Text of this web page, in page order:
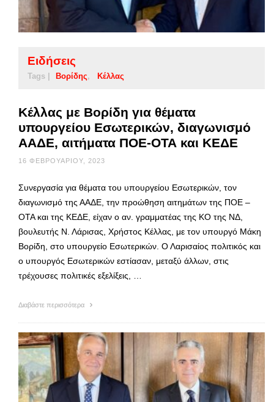
Ειδήσεις
Tags | Βορίδης Κέλλας
Κέλλας με Βορίδη για θέματα
υπουργείου Εσωτερικών, διαγωνισμό
ΑΑΔΕ, αιτήματα ΠΟΕ-ΟΤΑ και ΚΕΔΕ
16 ΦΕΒΡΟΥΑΡΊΟΥ, 2023
Συνεργασία για θέματα του υπουργείου Εσωτερικών, τον
διαγωνισμό της ΑΑΔΕ, την προώθηση αιτημάτων της ΠΟΕ –
ΟΤΑ και της ΚΕΔΕ, είχαν ο αν. γραμματέας της ΚΟ της ΝΔ,
βουλευτής Ν. Λάρισας, Χρήστος Κέλλας, με τον υπουργό Μάκη
Βορίδη, στο υπουργείο Εσωτερικών. Ο Λαρισαίος πολιτικός και
ο υπουργός Εσωτερικών εστίασαν, μεταξύ άλλων, στις
τρέχουσες πολιτικές εξελίξεις, …
Διαβάστε περισσότερα